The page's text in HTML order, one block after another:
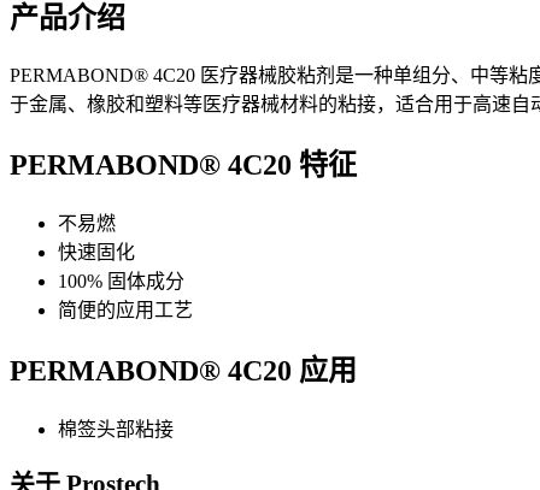
产品介绍
PERMABOND® 4C20 医疗器械胶粘剂是一种单组分、中等粘
于金属、橡胶和塑料等医疗器械材料的粘接，适合用于高速自
PERMABOND® 4C20 特征
不易燃
快速固化
100% 固体成分
简便的应用工艺
PERMABOND® 4C20 应用
棉签头部粘接
关于 Prostech